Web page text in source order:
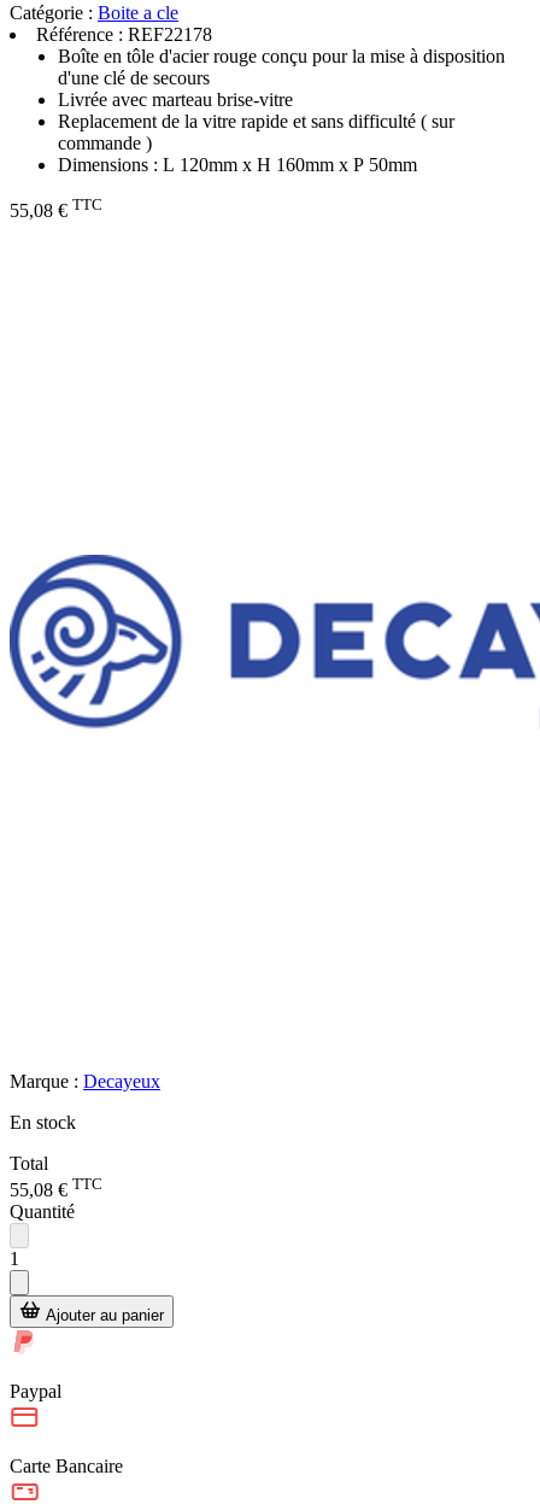
Catégorie : Boite a cle
Référence : REF22178
Boîte en tôle d'acier rouge conçu pour la mise à disposition
d'une clé de secours
Livrée avec marteau brise-vitre
Replacement de la vitre rapide et sans difficulté ( sur
commande )
Dimensions : L 120mm x H 160mm x P 50mm
55,08 € TTC
Marque : Decayeux
En stock
Total
55,08 € TTC
Quantité
1
Ajouter au panier
Paypal
Carte Bancaire